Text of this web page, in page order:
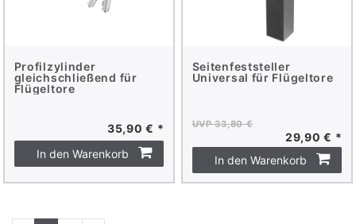
Profilzylinder
gleichschließend für
Flügeltore
35,90 € *
In den Warenkorb
Seitenfeststeller
Universal für Flügeltore
UVP 33,80 €
29,90 € *
In den Warenkorb